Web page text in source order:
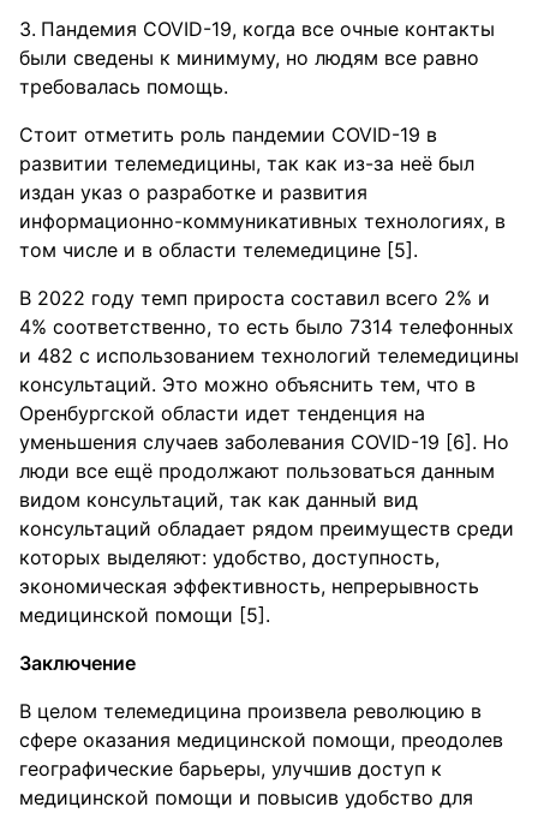
Пандемия COVID-19, когда все очные контакты
были сведены к минимуму, но людям все равно
требовалась помощь.
Стоит отметить роль пандемии COVID-19 в
развитии телемедицины, так как из-за неё был
издан указ о разработке и развития
информационно-коммуникативных технологиях, в
том числе и в области телемедицине [5].
В 2022 году темп прироста составил всего 2% и
4% соответственно, то есть было 7314 телефонных
и 482 с использованием технологий телемедицины
консультаций. Это можно объяснить тем, что в
Оренбургской области идет тенденция на
уменьшения случаев заболевания COVID-19 [6]. Но
люди все ещё продолжают пользоваться данным
видом консультаций, так как данный вид
консультаций обладает рядом преимуществ среди
которых выделяют: удобство, доступность,
экономическая эффективность, непрерывность
медицинской помощи [5].
Заключение
В целом телемедицина произвела революцию в
сфере оказания медицинской помощи, преодолев
географические барьеры, улучшив доступ к
медицинской помощи и повысив удобство для